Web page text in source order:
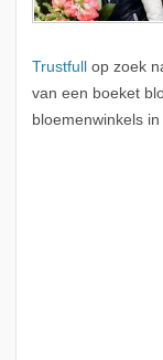
Trustfull
op zoek
van een boeket
bloemenwinkels